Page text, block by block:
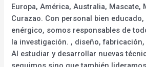
Europa, América, Australia, Mascate,
Curazao. Con personal bien
enérgico, somos responsables de
la investigación. , diseño,
Al estudiar y desarrollar nuevas